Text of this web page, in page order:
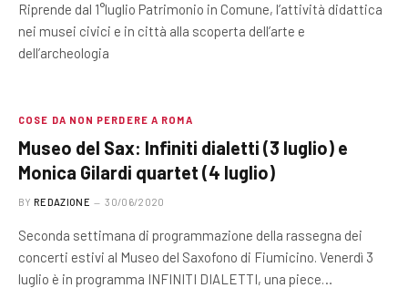
Riprende dal 1°luglio Patrimonio in Comune, l’attività didattica
nei musei civici e in città alla scoperta dell’arte e
dell’archeologia
COSE DA NON PERDERE A ROMA
Museo del Sax: Infiniti dialetti (3 luglio) e
Monica Gilardi quartet (4 luglio)
BY REDAZIONE 30/06/2020
Seconda settimana di programmazione della rassegna dei
concerti estivi al Museo del Saxofono di Fiumicino. Venerdì 3
luglio è in programma INFINITI DIALETTI, una piece…